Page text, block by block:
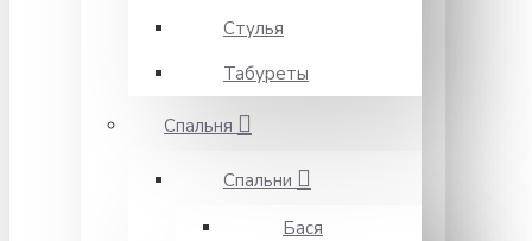
Стулья
Табуреты
Спальня
Спальни
Бася